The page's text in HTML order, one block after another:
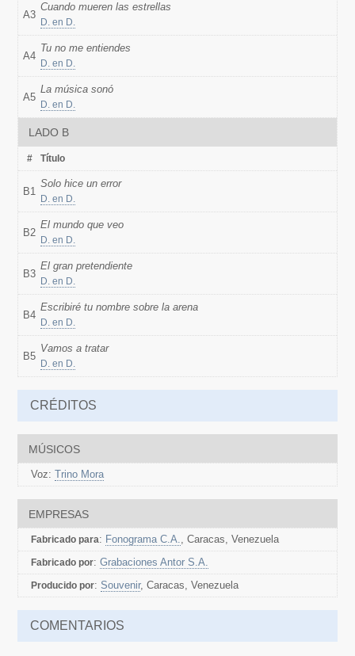
A3
Cuando mueren las estrellas
D. en D.
A4
Tu no me entiendes
D. en D.
A5
La música sonó
D. en D.
LADO B
# Título
B1
Solo hice un error
D. en D.
B2
El mundo que veo
D. en D.
B3
El gran pretendiente
D. en D.
B4
Escribiré tu nombre sobre la arena
D. en D.
B5
Vamos a tratar
D. en D.
CRÉDITOS
MÚSICOS
Voz:Trino Mora
EMPRESAS
Fabricado para: Fonograma C.A., Caracas, Venezuela
Fabricado por:Grabaciones Antor S.A.
Producido por:Souvenir, Caracas, Venezuela
COMENTARIOS